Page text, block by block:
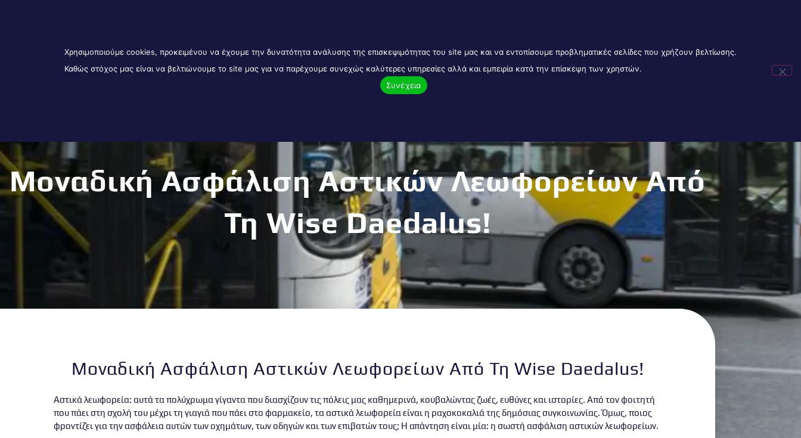
DIGITAL BANKS
Μοναδική Ασφάλιση Αστικών Λεωφορείων Από
Τη Wise Daedalus!
Μοναδική Ασφάλιση Αστικών Λεωφορείων Από Τη Wise Daedalus!
Αστικά λεωφορεία: αυτά τα πολύχρωμα γίγαντα που διασχίζουν τις πόλεις μας καθημερινά, κουβαλώντας ζωές, ευθύνες και ιστορίες. Από τον φοιτητή
που πάει στη σχολή του μέχρι τη γιαγιά που πάει στο φαρμακείο, τα αστικά λεωφορεία είναι η ραχοκοκαλιά της δημόσιας συγκοινωνίας. Όμως, ποιος
φροντίζει για την ασφάλεια αυτών των οχημάτων, των οδηγών και των επιβατών τους; Η απάντηση είναι μία: η σωστή ασφάλιση αστικών λεωφορείων.
Χρησιμοποιούμε cookies, προκειμένου να έχουμε την δυνατότητα ανάλυσης της επισκεψιμότητας του site μας και να εντοπίσουμε προβληματικές σελίδες που χρήζουν βελτίωσης.
Καθώς στόχος μας είναι να βελτιώνουμε το site μας για να παρέχουμε συνεχώς καλύτερες υπηρεσίες αλλά και εμπειρία κατά την επίσκεψη των χρηστών.
Συνέχεια